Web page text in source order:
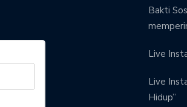
Bakti
Live
Live
Hidup”